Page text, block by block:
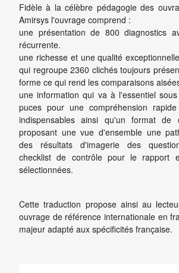
Fidèle à la célèbre pédagogie des
Amirsys l'ouvrage comprend :
une présentation de 800 diagnostics
récurrente.
une richesse et une qualité
qui regroupe 2360 clichés toujours
forme ce qui rend les comparaisons
une information qui va à l'essentiel
puces pour une compréhension
indispensables ainsi qu'un format de
proposant une vue d'ensemble une
des résultats d'imagerie des
checklist de contrôle pour le rapport
sélectionnées.
Cette traduction propose ainsi au
ouvrage de référence internationale en
majeur adapté aux spécificités française.